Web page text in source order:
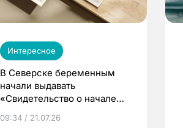
Интересное
В Северске беременным
начали выдавать
«Свидетельство о начале
09:34 / 21.07.26